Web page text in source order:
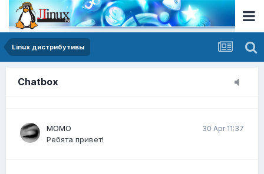
Linux дистрибутивы
Chatbox
я не спамил у вас ничего на форуме, можете
пожалуйста сделать возможность размещения
публикации?
автоматизации задач?
MOMO 30 Apr 11:37
Ребята привет!